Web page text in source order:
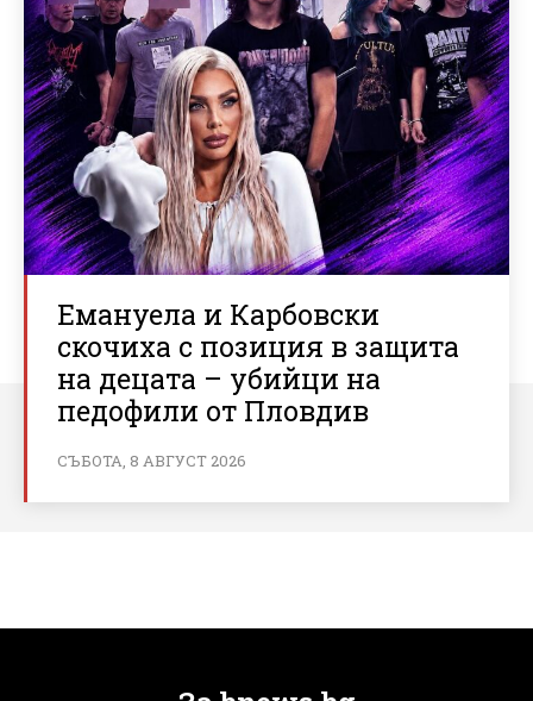
Емануела и Карбовски
скочиха с позиция в защита
на децата – убийци на
педофили от Пловдив
СЪБОТА, 8 АВГУСТ 2026